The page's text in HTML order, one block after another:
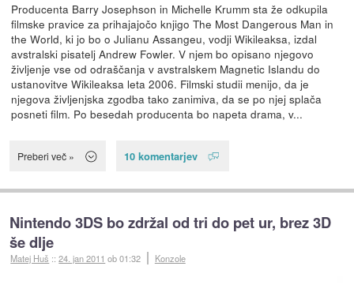
Producenta Barry Josephson in Michelle Krumm sta že odkupila
filmske pravice za prihajajočo knjigo The Most Dangerous Man in
the World, ki jo bo o Julianu Assangeu, vodji Wikileaksa, izdal
avstralski pisatelj Andrew Fowler. V njem bo opisano njegovo
življenje vse od odraščanja v avstralskem Magnetic Islandu do
ustanovitve Wikileaksa leta 2006. Filmski studii menijo, da je
njegova življenjska zgodba tako zanimiva, da se po njej splača
posneti film. Po besedah producenta bo napeta drama, v...
Preberi več » 10 komentarjev
Nintendo 3DS bo zdržal od tri do pet ur, brez 3D
še dlje
Matej Huš ::24. jan 2011 ob 01:32 Konzole